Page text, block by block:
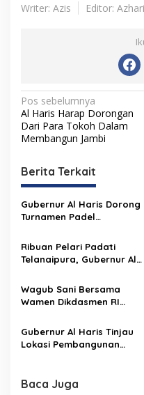
Writer: Azis
Editor: Azhari
N
a
v
i
g
a
s
i
p
s
Pos sebelumnya
Al Haris Harap Dorongan
Dari Para Tokoh Dalam
Membangun Jambi
Berita Terkait
Gubernur Al Haris Dorong
Turnamen Padel
Prestasi dan Kebersamaan
Masyarakat
Ribuan Pelari Padati
Telanaipura, Gubernur Al
Bupati/Wali Kota Lepas
Flag Off PMR 2026
Wagub Sani Bersama
Wamen Dikdasmen RI
Pintar, Dorong
Transformasi Digital
Pendidikan di Jambi
Gubernur Al Haris Tinjau
Lokasi Pembangunan
Green City
Baca Juga